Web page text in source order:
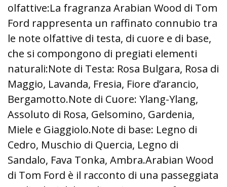
olfattive:La fragranza Arabian Wood di Tom
Ford rappresenta un raffinato connubio tra
le note olfattive di testa, di cuore e di base,
che si compongono di pregiati elementi
naturali:Note di Testa: Rosa Bulgara, Rosa di
Maggio, Lavanda, Fresia, Fiore d’arancio,
Bergamotto.Note di Cuore: Ylang-Ylang,
Assoluto di Rosa, Gelsomino, Gardenia,
Miele e Giaggiolo.Note di base: Legno di
Cedro, Muschio di Quercia, Legno di
Sandalo, Fava Tonka, Ambra.Arabian Wood
di Tom Ford è il racconto di una passeggiata